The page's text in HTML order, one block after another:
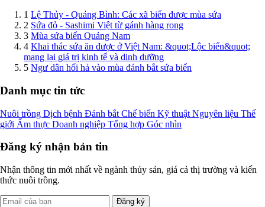
1 Lệ Thủy - Quảng Bình: Các xã biển được mùa sứa
2 Sứa đỏ - Sashimi Việt từ gánh hàng rong
3 Mùa sứa biển Quảng Nam
4 Khai thác sứa ăn được ở Việt Nam: &quot;Lộc biển&quot;
mang lại giá trị kinh tế và dinh dưỡng
5 Ngư dân hối hả vào mùa đánh bắt sứa biển
Danh mục tin tức
Nuôi trồng Dịch bệnh Đánh bắt Chế biến Kỹ thuật Nguyên liệu Thế
giới Ẩm thực Doanh nghiệp Tổng hợp Góc nhìn
Đăng ký nhận bản tin
Nhận thông tin mới nhất về ngành thủy sản, giá cả thị trường và kiến
thức nuôi trồng.
Đăng ký